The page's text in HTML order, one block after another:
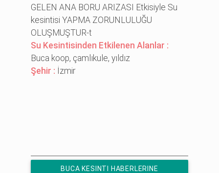
GELEN ANA BORU ARIZASI Etkisiyle Su
kesintisi YAPMA ZORUNLULUĞU
OLUŞMUŞTUR-t
Su Kesintisinden Etkilenen Alanlar :
Buca koop, çamlıkule, yıldız
Şehir : İzmir
BUCA KESINTI HABERLERINE